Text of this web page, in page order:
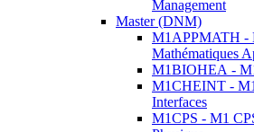
Management
Master (DNM)
M1APPMATH -
Mathématiques
M1BIOHEA -
M1CHEINT -
Interfaces
M1CPS - M1